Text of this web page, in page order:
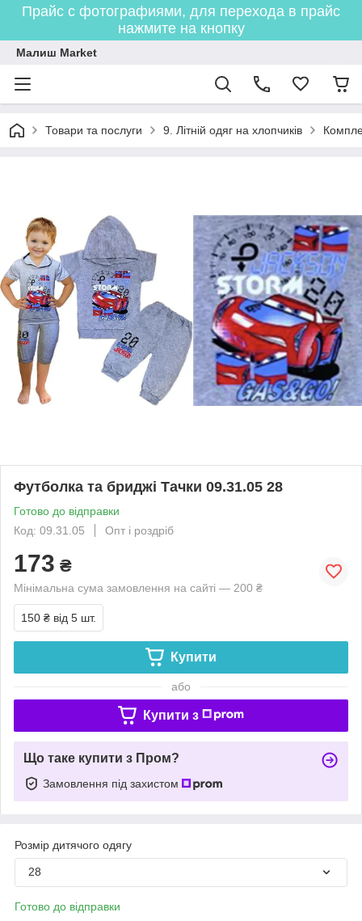
Прайс с фотографиями, для перехода в прайс
нажмите на кнопку
Малиш Market
Товари та послуги 9. Літній одяг на хлопчиків
Футболка та бриджі Тачки 09.31.05 28
Готово до відправки
Код: 09.31.05
Опт і роздріб
173 ₴
Мінімальна сума замовлення на сайті — 200 ₴
150 ₴ від 5 шт.
Купити
або
Купити з
Що таке купити з Пром?
Замовлення під захистом
Розмір дитячого одягу
28
Готово до відправки